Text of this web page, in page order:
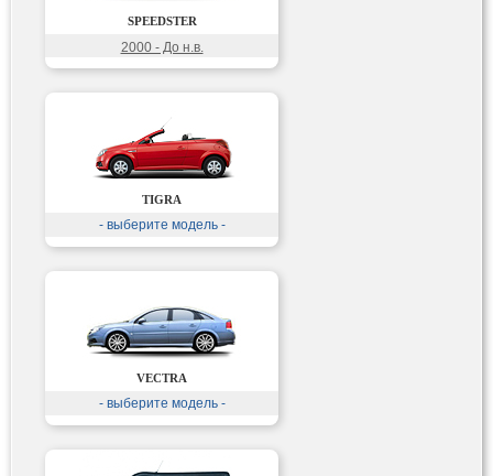
SPEEDSTER
2000 - До н.в.
TIGRA
- выберите модель -
VECTRA
- выберите модель -